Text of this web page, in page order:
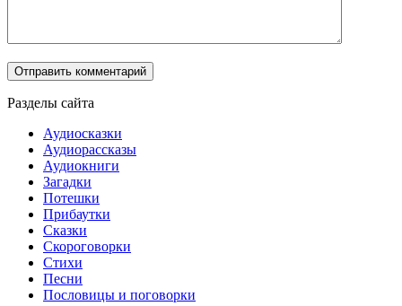
Разделы сайта
Аудиосказки
Аудиорассказы
Аудиокниги
Загадки
Потешки
Прибаутки
Сказки
Скороговорки
Стихи
Песни
Пословицы и поговорки